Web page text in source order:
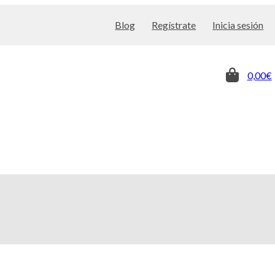
Blog Regístrate Inicia sesión
0,00€